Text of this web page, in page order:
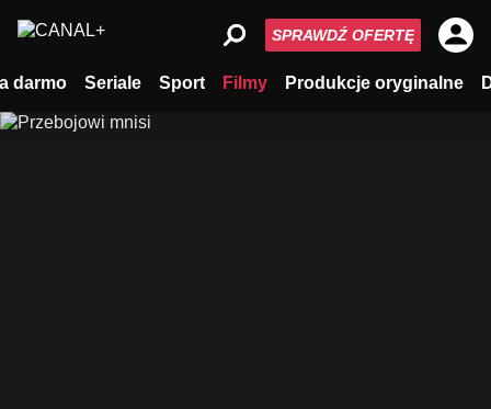
darmo Seriale Sport Filmy Produkcje oryginalne
SPRAWDŹ OFERTĘ